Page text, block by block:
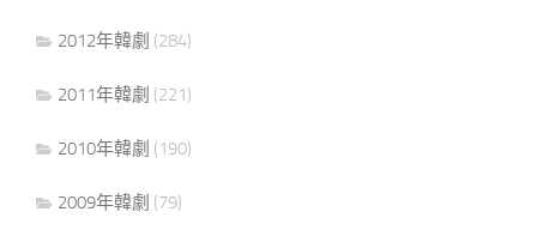
2012年韓劇 (284)
2011年韓劇 (221)
2010年韓劇 (190)
2009年韓劇 (79)